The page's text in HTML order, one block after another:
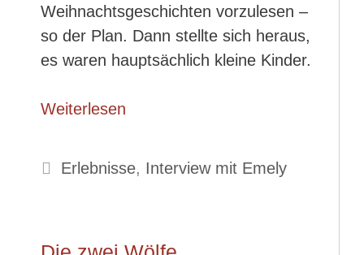
Weihnachtsgeschichten vorzulesen –
so der Plan. Dann stellte sich heraus,
es waren hauptsächlich kleine Kinder.
Weiterlesen
Kategorien
Erlebnisse, Interview mit Emely